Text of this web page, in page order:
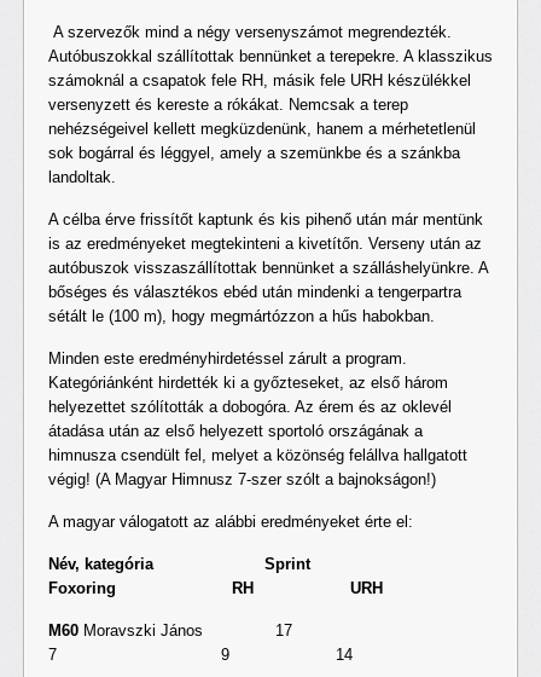
A szervezők mind a négy versenyszámot megrendezték.
Autóbuszokkal szállítottak bennünket a terepekre. A klasszikus
számoknál a csapatok fele RH, másik fele URH készülékkel
versenyzett és kereste a rókákat. Nemcsak a terep
nehézségeivel kellett megküzdenünk, hanem a mérhetetlenül
sok bogárral és léggyel, amely a szemünkbe és a szánkba
landoltak.
A célba érve frissítőt kaptunk és kis pihenő után már mentünk
is az eredményeket megtekinteni a kivetítőn. Verseny után az
autóbuszok visszaszállítottak bennünket a szálláshelyünkre. A
bőséges és választékos ebéd után mindenki a tengerpartra
sétált le (100 m), hogy megmártózzon a hűs habokban.
Minden este eredményhirdetéssel zárult a program.
Kategóriánként hirdették ki a győzteseket, az első három
helyezettet szólították a dobogóra. Az érem és az oklevél
átadása után az első helyezett sportoló országának a
himnusza csendült fel, melyet a közönség felállva hallgatott
végig! (A Magyar Himnusz 7-szer szólt a bajnokságon!)
A magyar válogatott az alábbi eredményeket érte el:
Név, kategória Sprint
Foxoring RH URH
M60 Moravszki János 17
7 9 14